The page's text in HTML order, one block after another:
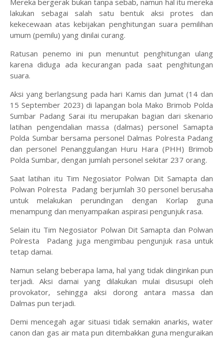
Mereka bergerak bukan tanpa sebab, namun hal itu mereka
lakukan sebagai salah satu bentuk aksi protes dan
kekecewaan atas kebijakan penghitungan suara pemilihan
umum (pemilu) yang dinilai curang.
Ratusan penemo ini pun menuntut penghitungan ulang
karena diduga ada kecurangan pada saat penghitungan
suara.
Aksi yang berlangsung pada hari Kamis dan Jumat (14 dan
15 September 2023) di lapangan bola Mako Brimob Polda
Sumbar Padang Sarai itu merupakan bagian dari skenario
latihan pengendalian massa (dalmas) personel Samapta
Polda Sumbar bersama personel Dalmas Polresta Padang
dan personel Penanggulangan Huru Hara (PHH) Brimob
Polda Sumbar, dengan jumlah personel sekitar 237 orang.
Saat latihan itu Tim Negosiator Polwan Dit Samapta dan
Polwan Polresta Padang berjumlah 30 personel berusaha
untuk melakukan perundingan dengan Korlap guna
menampung dan menyampaikan aspirasi pengunjuk rasa.
Selain itu Tim Negosiator Polwan Dit Samapta dan Polwan
Polresta Padang juga mengimbau pengunjuk rasa untuk
tetap damai.
Namun selang beberapa lama, hal yang tidak diinginkan pun
terjadi. Aksi damai yang dilakukan mulai disusupi oleh
provokator, sehingga aksi dorong antara massa dan
Dalmas pun terjadi.
Demi mencegah agar situasi tidak semakin anarkis, water
canon dan gas air mata pun ditembakkan guna menguraikan